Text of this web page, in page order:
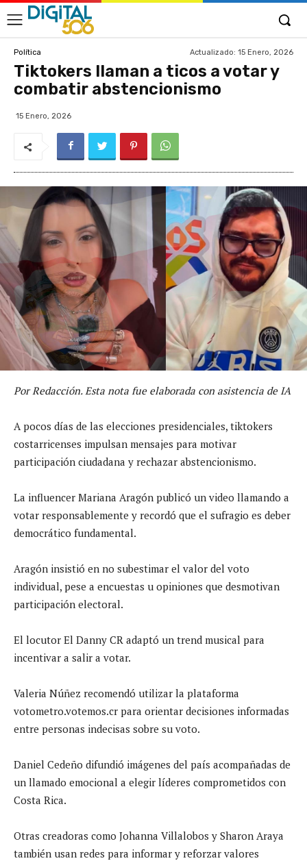
Política Actualizado: 15 Enero, 2026
Tiktokers llaman a ticos a votar y
combatir abstencionismo
15 Enero, 2026
Por Redacción. Esta nota fue elaborada con asistencia de IA
A pocos días de las elecciones presidenciales, tiktokers
costarricenses impulsan mensajes para motivar
participación ciudadana y rechazar abstencionismo.
La influencer Mariana Aragón publicó un video llamando a
votar responsablemente y recordó que el sufragio es deber
democrático fundamental.
Aragón insistió en no subestimar el valor del voto
individual, pese a encuestas u opiniones que desmotivan
participación electoral.
El locutor El Danny CR adaptó un trend musical para
incentivar a salir a votar.
Valeria Núñez recomendó utilizar la plataforma
votometro.votemos.cr para orientar decisiones informadas
entre personas indecisas sobre su voto.
Daniel Cedeño difundió imágenes del país acompañadas de
un llamado emocional a elegir líderes comprometidos con
Costa Rica.
Otras creadoras como Johanna Villalobos y Sharon Araya
también usan redes para informar y reforzar valores